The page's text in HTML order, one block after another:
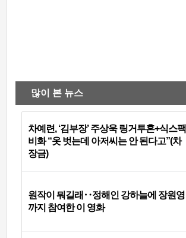
많이 본 뉴스
차예련, ‘김부장’ 주상욱 링거투혼+식스팩
비화 “옷 벗는데 아저씨는 안 된다고”(차
장금)
원작이 뭐길래‥정해인 강하늘에 장원영
까지 참여한 이 영화